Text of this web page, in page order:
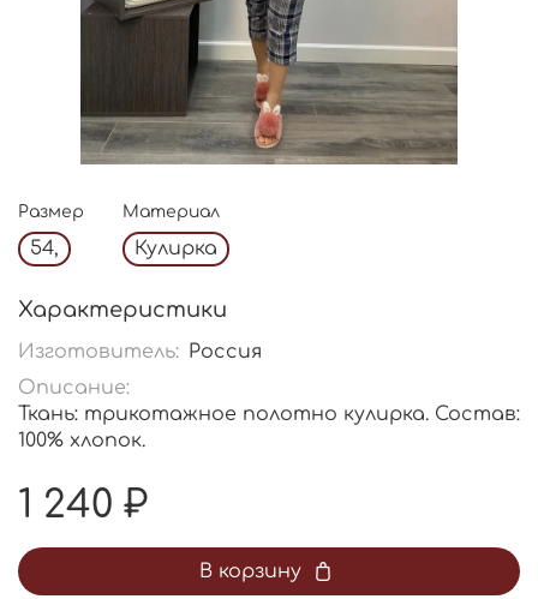
Размер
54,
Материал
Кулирка
Характеристики
Изготовитель: Россия
Описание:
Ткань: трикотажное полотно кулирка. Состав:
100% хлопок.
1 240 ₽
В корзину